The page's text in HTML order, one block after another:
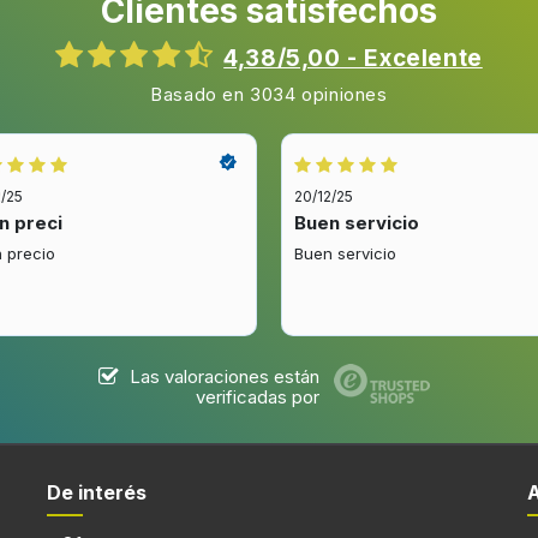
Nivel de ruido
Dispensador cubitos
Frigorífico, número de
Huevera
Clientes satisfechos
4,38/5,00 - Excelente
Basado en 3034 opiniones
25
preci
precio
20/12/25
Buen servicio
Buen servicio
Las valoraciones están
verificadas por
De interés